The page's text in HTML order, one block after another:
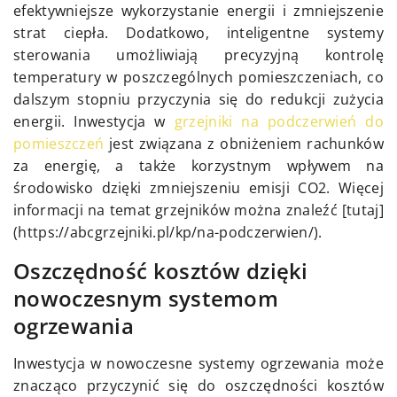
efektywniejsze wykorzystanie energii i zmniejszenie
strat ciepła. Dodatkowo, inteligentne systemy
sterowania umożliwiają precyzyjną kontrolę
temperatury w poszczególnych pomieszczeniach, co
dalszym stopniu przyczynia się do redukcji zużycia
energii. Inwestycja w grzejniki na podczerwień do
pomieszczeń jest związana z obniżeniem rachunków
za energię, a także korzystnym wpływem na
środowisko dzięki zmniejszeniu emisji CO2. Więcej
informacji na temat grzejników można znaleźć [tutaj]
(https://abcgrzejniki.pl/kp/na-podczerwien/).
Oszczędność kosztów dzięki
nowoczesnym systemom
ogrzewania
Inwestycja w nowoczesne systemy ogrzewania może
znacząco przyczynić się do oszczędności kosztów